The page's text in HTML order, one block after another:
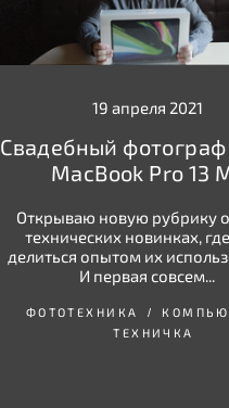
19 апреля 2021
Свадебный
MacBook Pro 13
Открываю новую рубрику
технических новинках,
делиться опытом их
И первая совсем...
ФОТОТЕХНИКА
ТЕХНИЧКА